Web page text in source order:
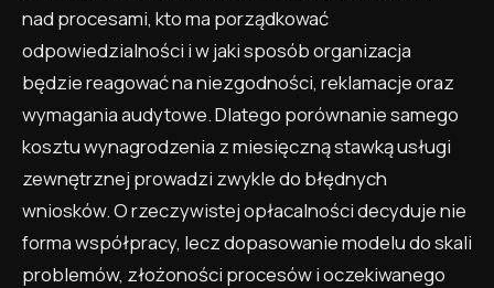
nad procesami, kto ma porządkować
odpowiedzialności i w jaki sposób organizacja
będzie reagować na niezgodności, reklamacje oraz
wymagania audytowe. Dlatego porównanie samego
kosztu wynagrodzenia z miesięczną stawką usługi
zewnętrznej prowadzi zwykle do błędnych
wniosków. O rzeczywistej opłacalności decyduje nie
forma współpracy, lecz dopasowanie modelu do skali
problemów, złożoności procesów i oczekiwanego